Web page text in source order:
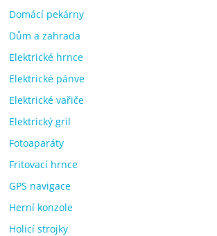
Domácí pekárny
Dům a zahrada
Elektrické hrnce
Elektrické pánve
Elektrické vařiče
Elektrický gril
Fotoaparáty
Fritovací hrnce
GPS navigace
Herní konzole
Holicí strojky